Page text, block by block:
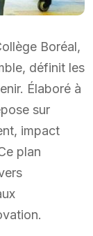
Boréal,
définit les
Élaboré à
sur
impact
plan